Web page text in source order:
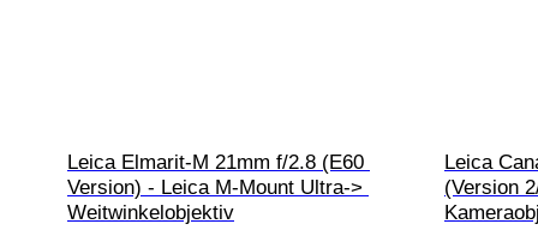
Leica Elmarit-M 21mm f/2.8 (E60
Version) - Leica M-Mount Ultra->
Weitwinkelobjektiv
Leica
(Version